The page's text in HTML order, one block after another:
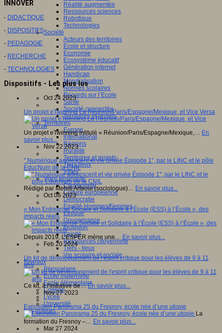
Réalité augmentée
Ressources sciences
Robotique
Technologies
Société
Acteurs des territoires
Ecole et structure
Economie
Ecosystème éducatif
Génération internet
Handicap
Mondialisation
Normes scolaires
Regards sur l’Ecole
Santé
Société connectée
Territoires et projets
Territoires
Europe
International
Régions
Ruralité
Territoires et projets
Tiers lieux
Villes
Vivre ensemble
Citoyenneté
Culture européenne
Démocratie
Egalité Hommes/Femmes
Ethique
Gouvernance
Inclusion
Laïcité
Ressources citoyenneté
Tiers - lieux
Vie scolaire et sociale
Niveaux
Périscolaire
Ecole maternelle
Ecole élémentaire
Collège
Lycée
Université
Les auteurs
INNOVER
- DIDACTIQUE
- DISPOSITIFS
- PEDAGOGIE
- RECHERCHE
- TECHNOLOGIES
Dispositifs - Les plus lus
Oct 24 2023
Un projet eTwinning La Réunion/Paris/Espagne/Mexique, et Vice Versa
Un projet eTwinning intitulé « Réunion/Paris/Espagne/Mexique,… En
savoir plus...
Nov 22 2023
" Numérique adolescent et vie privée Épisode 1", par le LINC et le pôle
EducNum de la CNIL
Rédigé par Mehdi Arfaoui (sociologue)… En savoir plus...
Oct 06 2023
« Mon Entreprise Sociale et Solidaire à l’École (ESS) à l’École », des
impacts réels
Depuis 2019, L’ESPER mène une… En savoir plus...
Feb 20 2024
Un kit de développement de l'esprit critique pour les élèves de 9 à 11
ans
Ce kit, à l'initiative de…En savoir plus...
Nov 27 2023
Exposition Panorama 25 du Fresnoy, école née d’une utopie
La
formation du Fresnoy –… En savoir plus...
Mar 27 2024